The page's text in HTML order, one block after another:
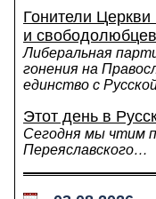
Гонители
и свободолюбцев
Либеральная
гонения на
единство с
Этот день в
Сегодня мы чтим
Переяславского…